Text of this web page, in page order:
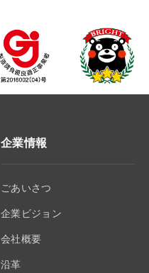
企業情報
ごあいさつ
企業ビジョン
会社概要
沿革